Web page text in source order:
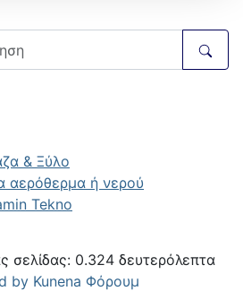
& Ξύλο
αερόθερμα ή νερού
Tekno
σελίδας: 0.324 δευτερόλεπτα
by Kunena Φόρουμ